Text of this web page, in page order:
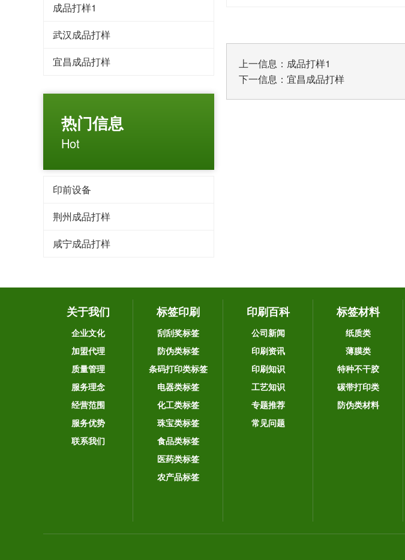
成品打样1
武汉成品打样
宜昌成品打样
热门信息
Hot
印前设备
荆州成品打样
咸宁成品打样
上一信息： 成品打样1
下一信息： 宜昌成品打样
关于我们
企业文化
加盟代理
质量管理
服务理念
经营范围
服务优势
联系我们
标签印刷
刮刮奖标签
防伪类标签
条码打印类标签
电器类标签
化工类标签
珠宝类标签
食品类标签
医药类标签
农产品标签
印刷百科
公司新闻
印刷资讯
印刷知识
工艺知识
专题推荐
常见问题
标签材料
纸质类
薄膜类
特种不干胶
碳带打印类
防伪类材料